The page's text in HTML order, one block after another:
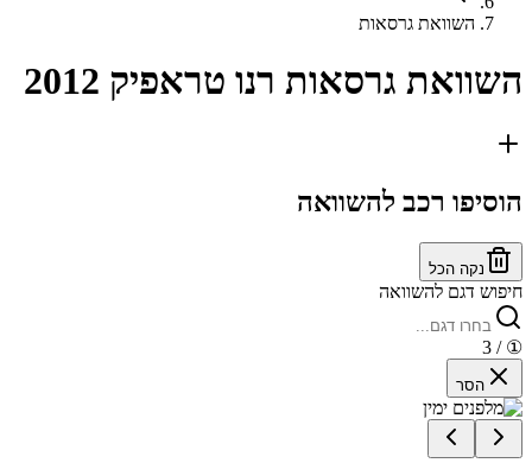
השוואת גרסאות
השוואת גרסאות רנו טראפיק 2012
הוסיפו רכב להשוואה
נקה הכל
חיפוש דגם להשוואה
①
/ 3
הסר